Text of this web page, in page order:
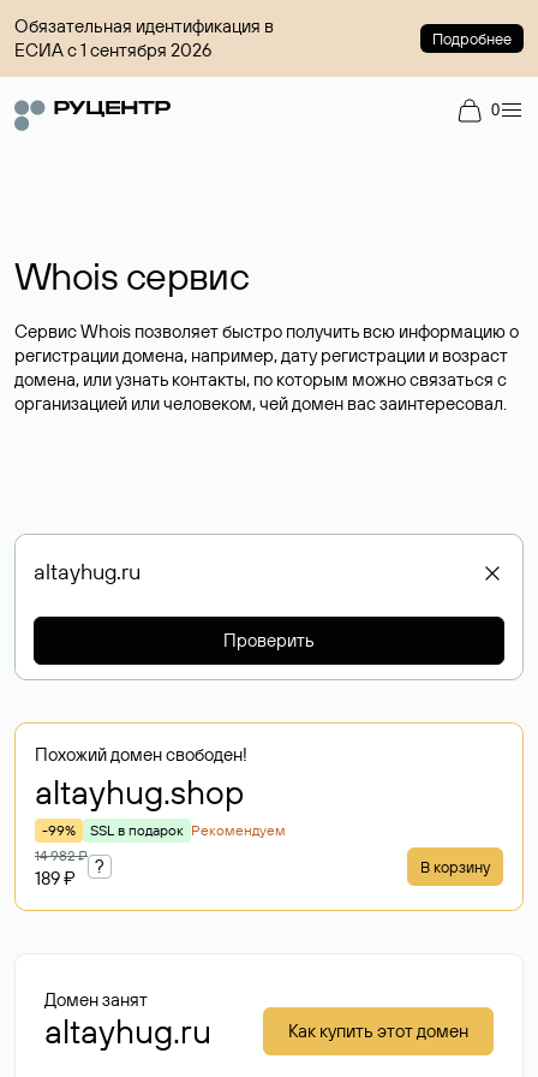
Обязательная идентификация в
ЕСИА с 1 сентября 2026
Подробнее
0
Whois сервис
Сервис Whois позволяет быстро получить всю информацию о
регистрации домена, например, дату регистрации и возраст
домена, или узнать контакты, по которым можно связаться с
организацией или человеком, чей домен вас заинтересовал.
Проверить
Похожий домен свободен!
altayhug.shop
-99% SSL в подарок Рекомендуем
14 982 ₽
189 ₽
? В корзину
Домен занят
altayhug.ru Как купить этот домен